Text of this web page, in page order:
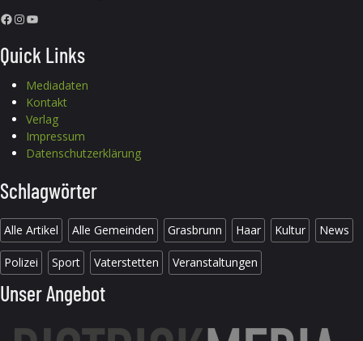
Facebook InstagramYouTube
Quick Links
Mediadaten
Kontakt
Verlag
Impressum
Datenschutzerklärung
Schlagwörter
Alle Artikel Alle Gemeinden Grasbrunn Haar Kultur News
Polizei Sport Vaterstetten Veranstaltungen
Unser Angebot